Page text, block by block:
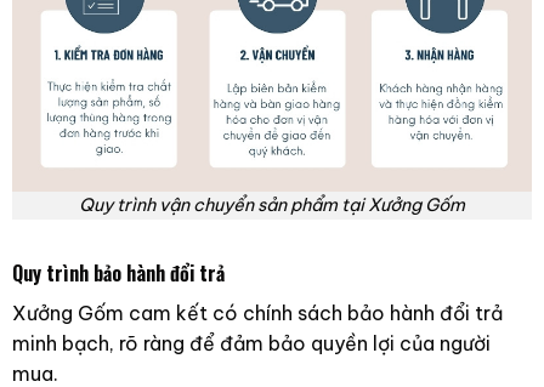
Quy trình vận chuyển sản phẩm tại Xưởng Gốm
Quy trình bảo hành đổi trả
Xưởng Gốm cam kết có chính sách bảo hành đổi trả
minh bạch, rõ ràng để đảm bảo quyền lợi của người
mua.